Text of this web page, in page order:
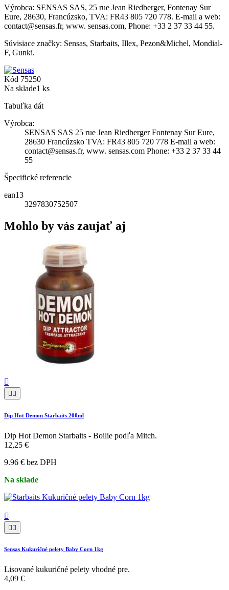
Výrobca: SENSAS SAS, 25 rue Jean Riedberger, Fontenay Sur
Eure, 28630, Francúzsko, TVA: FR43 805 720 778. E-mail a web:
contact@sensas.fr, www. sensas.com, Phone: +33 2 37 33 44 55.
Súvisiace značky: Sensas, Starbaits, Illex, Pezon&Michel, Mondial-
F, Gunki.
Kód 75250
Na sklade1 ks
Tabuľka dát
Výrobca:
SENSAS SAS 25 rue Jean Riedberger Fontenay Sur Eure,
28630 Francúzsko TVA: FR43 805 720 778 E-mail a web:
contact@sensas.fr, www. sensas.com Phone: +33 2 37 33 44
55
Špecifické referencie
ean13
3297830752507
Mohlo by vás zaujať aj


Dip Hot Demon Starbaits 200ml
Dip Hot Demon Starbaits - Boilie podľa Mitch.
12,25 €
9.96 € bez DPH
Na sklade


Sensas Kukuričné pelety Baby Corn 1kg
Lisované kukuričné pelety vhodné pre.
4,09 €